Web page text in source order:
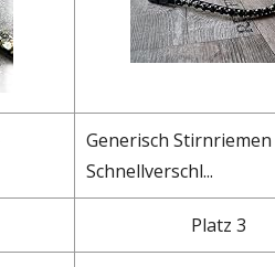
Generisch
Schnellverschl...
Platz 3